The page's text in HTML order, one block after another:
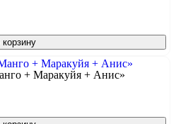
корзину
+ Маракуйя + Анис»